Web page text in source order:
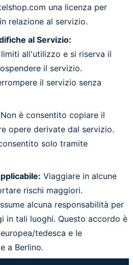
una licenza per
relazione al servizio.
al Servizio:
all'utilizzo e si riserva il
il servizio.
il servizio senza
Non è consentito copiare il
opere derivate dal servizio.
solo tramite
Viaggiare in alcune
rischi maggiori.
alcuna responsabilità per
in tali luoghi. Questo accordo è
tedesca e le
a Berlino.